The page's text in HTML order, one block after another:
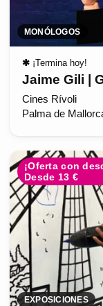
MONÓLOGOS
✱ ¡Termina hoy!
Jaime Gili |
Cines Rívoli
Palma de
¡Oferta con
Desde 13 €
EXPOSICIONES